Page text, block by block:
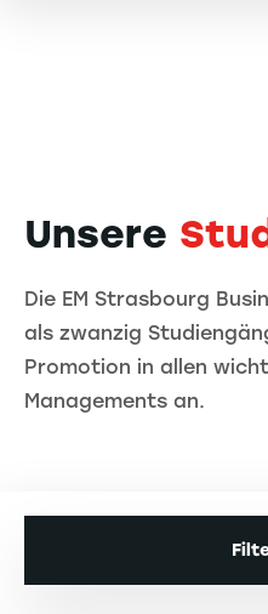
Unsere
Die EM Strasbourg
als zwanzig
Promotion in allen
Managements an.